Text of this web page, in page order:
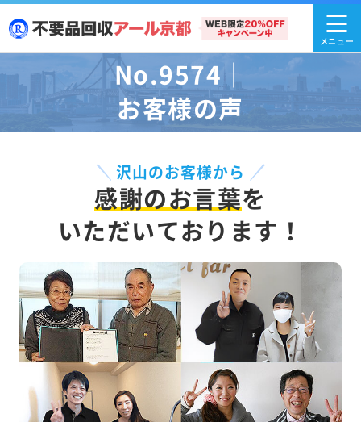
No.9574｜
お客様の声
沢山のお客様から
感謝のお言葉を
いただいております！